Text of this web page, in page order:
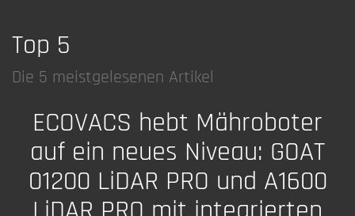
Top 5
Die 5 meistgelesenen Artikel
ECOVACS hebt Mähroboter
auf ein neues Niveau: GOAT
01200 LiDAR PRO und A1600